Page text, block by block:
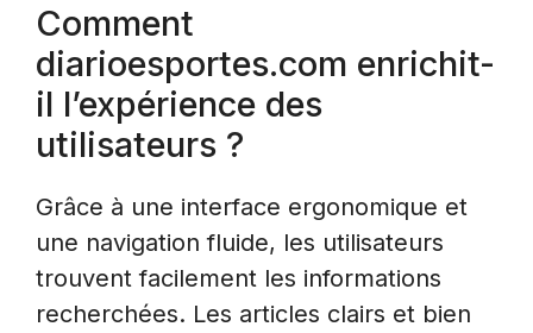
Comment
diarioesportes.com enrichit-
il l’expérience des
utilisateurs ?
Grâce à une interface ergonomique et
une navigation fluide, les utilisateurs
trouvent facilement les informations
recherchées. Les articles clairs et bien